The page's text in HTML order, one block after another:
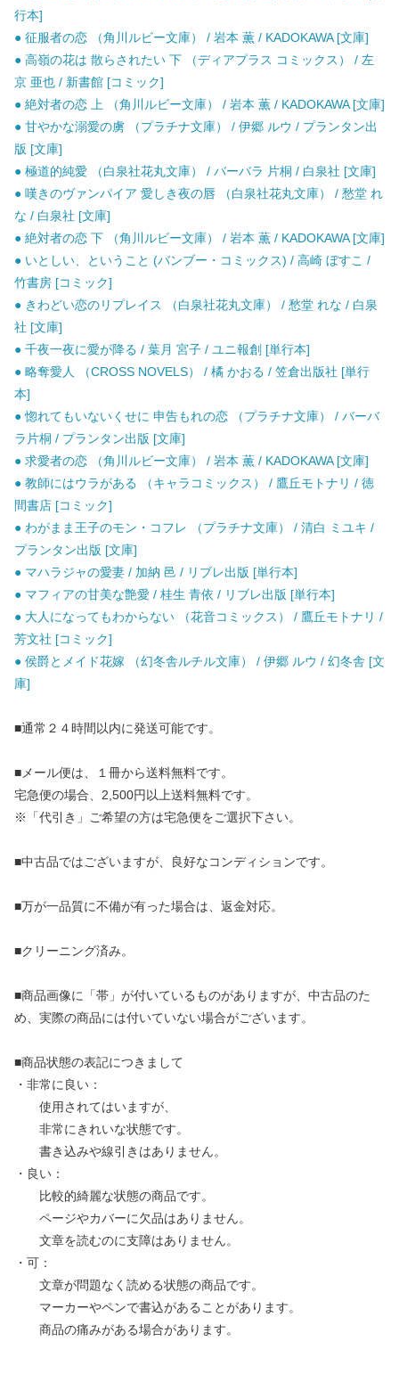
行本]
● 征服者の恋 （角川ルビー文庫） / 岩本 薫 / KADOKAWA [文庫]
● 高嶺の花は 散らされたい 下 （ディアプラス コミックス） / 左
京 亜也 / 新書館 [コミック]
● 絶対者の恋 上 （角川ルビー文庫） / 岩本 薫 / KADOKAWA [文庫]
● 甘やかな溺愛の虜 （プラチナ文庫） / 伊郷 ルウ / プランタン出
版 [文庫]
● 極道的純愛 （白泉社花丸文庫） / バーバラ 片桐 / 白泉社 [文庫]
● 嘆きのヴァンパイア 愛しき夜の唇 （白泉社花丸文庫） / 愁堂 れ
な / 白泉社 [文庫]
● 絶対者の恋 下 （角川ルビー文庫） / 岩本 薫 / KADOKAWA [文庫]
● いとしい、ということ (バンブー・コミックス) / 高崎 ぼすこ /
竹書房 [コミック]
● きわどい恋のリプレイス （白泉社花丸文庫） / 愁堂 れな / 白泉
社 [文庫]
● 千夜一夜に愛が降る / 葉月 宮子 / ユニ報創 [単行本]
● 略奪愛人 （CROSS NOVELS） / 橘 かおる / 笠倉出版社 [単行
本]
● 惚れてもいないくせに 申告もれの恋 （プラチナ文庫） / バーバ
ラ片桐 / プランタン出版 [文庫]
● 求愛者の恋 （角川ルビー文庫） / 岩本 薫 / KADOKAWA [文庫]
● 教師にはウラがある （キャラコミックス） / 鷹丘モトナリ / 徳
間書店 [コミック]
● わがまま王子のモン・コフレ （プラチナ文庫） / 清白 ミユキ /
プランタン出版 [文庫]
● マハラジャの愛妻 / 加納 邑 / リブレ出版 [単行本]
● マフィアの甘美な艶愛 / 桂生 青依 / リブレ出版 [単行本]
● 大人になってもわからない （花音コミックス） / 鷹丘モトナリ /
芳文社 [コミック]
● 侯爵とメイド花嫁 （幻冬舎ルチル文庫） / 伊郷 ルウ / 幻冬舎 [文
庫]
■通常２４時間以内に発送可能です。
■メール便は、１冊から送料無料です。
宅急便の場合、2,500円以上送料無料です。
※「代引き」ご希望の方は宅急便をご選択下さい。
■中古品ではございますが、良好なコンディションです。
■万が一品質に不備が有った場合は、返金対応。
■クリーニング済み。
■商品画像に「帯」が付いているものがありますが、中古品のた
め、実際の商品には付いていない場合がございます。
■商品状態の表記につきまして
・非常に良い：
使用されてはいますが、
非常にきれいな状態です。
書き込みや線引きはありません。
・良い：
比較的綺麗な状態の商品です。
ページやカバーに欠品はありません。
文章を読むのに支障はありません。
・可：
文章が問題なく読める状態の商品です。
マーカーやペンで書込があることがあります。
商品の痛みがある場合があります。